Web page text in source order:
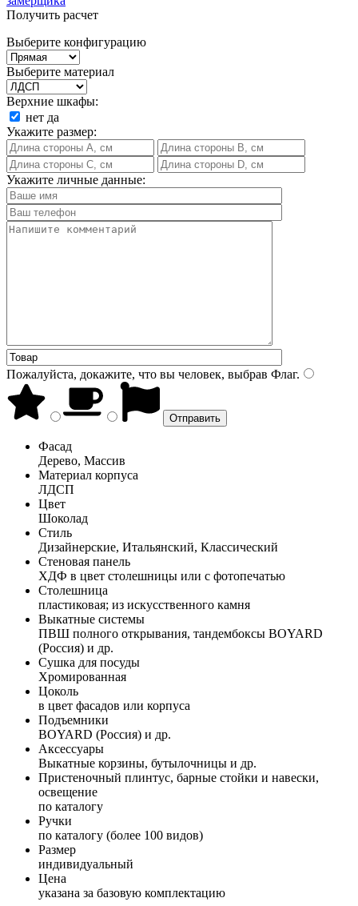
Получить расчет
Выберите конфигурацию
Выберите материал
Верхние шкафы:
нет да
Укажите размер:
Укажите личные данные:
Пожалуйста, докажите, что вы человек, выбрав Флаг.
Фасад
Дерево, Массив
Материал корпуса
ЛДСП
Цвет
Шоколад
Стиль
Дизайнерские, Итальянский, Классический
Стеновая панель
ХДФ в цвет столешницы или с фотопечатью
Столешница
пластиковая; из искусственного камня
Выкатные системы
ПВШ полного открывания, тандембоксы BOYARD
(Россия) и др.
Сушка для посуды
Хромированная
Цоколь
в цвет фасадов или корпуса
Подъемники
BOYARD (Россия) и др.
Аксессуары
Выкатные корзины, бутылочницы и др.
Пристеночный плинтус, барные стойки и навески,
освещение
по каталогу
Ручки
по каталогу (более 100 видов)
Размер
индивидуальный
Цена
указана за базовую комплектацию